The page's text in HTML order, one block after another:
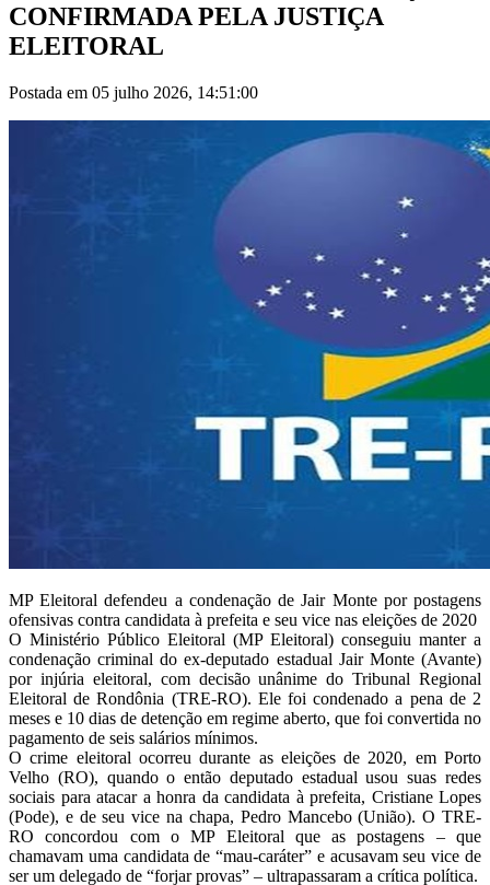
CONFIRMADA PELA JUSTIÇA
ELEITORAL
Postada em 05 julho 2026, 14:51:00
MP Eleitoral defendeu a condenação de Jair Monte por postagens
ofensivas contra candidata à prefeita e seu vice nas eleições de 2020
O Ministério Público Eleitoral (MP Eleitoral) conseguiu manter a
condenação criminal do ex-deputado estadual Jair Monte (Avante)
por injúria eleitoral, com decisão unânime do Tribunal Regional
Eleitoral de Rondônia (TRE-RO). Ele foi condenado a pena de 2
meses e 10 dias de detenção em regime aberto, que foi convertida no
pagamento de seis salários mínimos.
O crime eleitoral ocorreu durante as eleições de 2020, em Porto
Velho (RO), quando o então deputado estadual usou suas redes
sociais para atacar a honra da candidata à prefeita, Cristiane Lopes
(Pode), e de seu vice na chapa, Pedro Mancebo (União). O TRE-
RO concordou com o MP Eleitoral que as postagens – que
chamavam uma candidata de “mau-caráter” e acusavam seu vice de
ser um delegado de “forjar provas” – ultrapassaram a crítica política.